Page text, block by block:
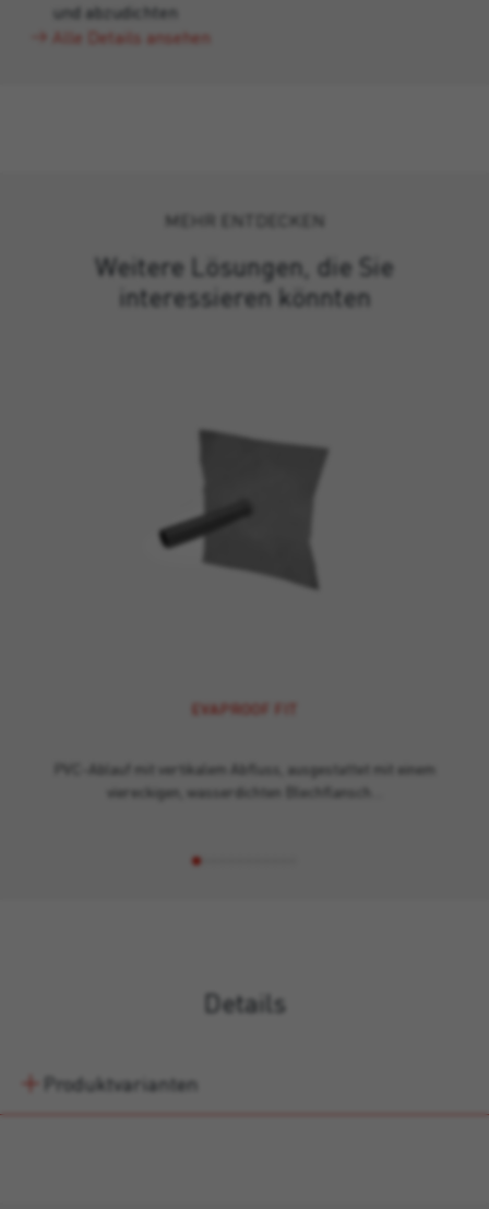
und abzudichten
Alle Details ansehen
MEHR ENTDECKEN
Weitere Lösungen, die Sie
interessieren könnten
EVAPROOF FIT
PVC-Ablauf mit vertikalem Abfluss, ausgestattet mit einem
viereckigen, wasserdichten Blechflansch…
Details
Produktvarianten